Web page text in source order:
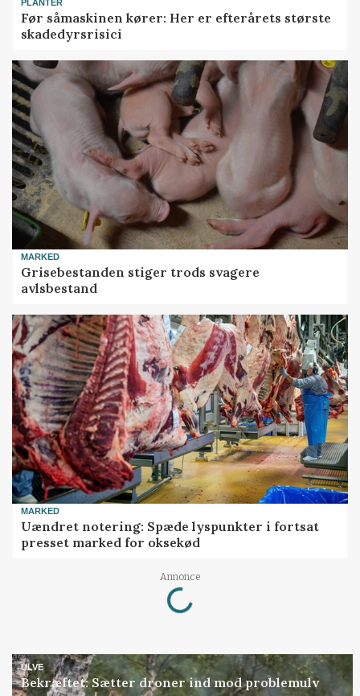
PLANTER
Før såmaskinen kører: Her er efterårets største
skadedyrsrisici
MARKED
Grisebestanden stiger trods svagere
avlsbestand
MARKED
Uændret notering: Spæde lyspunkter i fortsat
presset marked for oksekød
Annonce
Loading...
ULVE
Bekræftet: Sætter droner ind mod problemulv